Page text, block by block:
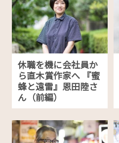
休職を機に会社員か
ら直木賞作家へ 『蜜
蜂と遠雷』恩田陸さ
ん（前編）